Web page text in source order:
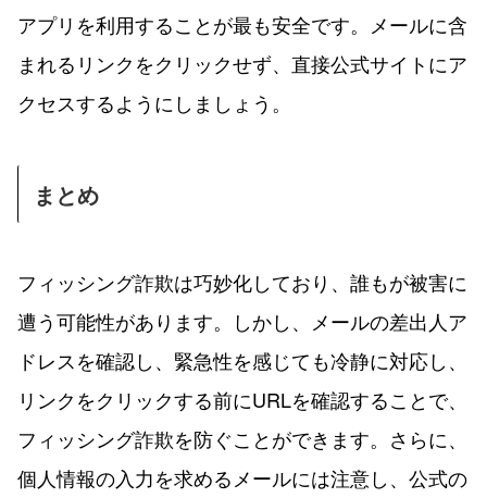
アプリを利用することが最も安全です。メールに含
まれるリンクをクリックせず、直接公式サイトにア
クセスするようにしましょう。
まとめ
フィッシング詐欺は巧妙化しており、誰もが被害に
遭う可能性があります。しかし、メールの差出人ア
ドレスを確認し、緊急性を感じても冷静に対応し、
リンクをクリックする前にURLを確認することで、
フィッシング詐欺を防ぐことができます。さらに、
個人情報の入力を求めるメールには注意し、公式の